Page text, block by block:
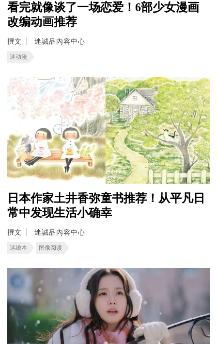
看完就像谈了一场恋爱！6部少女漫画
改编动画推荐
撰文 迷誠品內容中心
迷动漫
日本作家土井香弥童书推荐！从平凡日
常中发现生活小确幸
撰文 迷誠品內容中心
迷繪本 图像阅读